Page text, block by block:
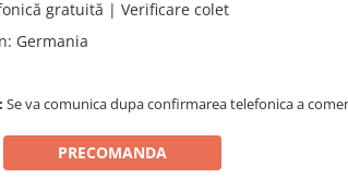
gratuită | Verificare colet
: Germania
Se va comunica dupa confirmarea telefonica a
PRECOMANDA